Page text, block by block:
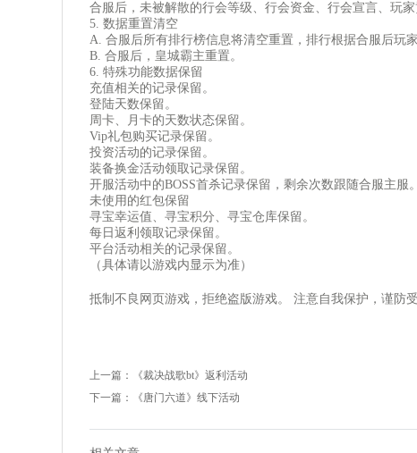
合服后，未被解散的行会等级、行会资金、行会宣言、玩家
5. 数据重置清空
A. 合服后所有排行榜信息将清空重置，排行根据合服后玩
B. 合服后，皇城霸主重置。
6. 特殊功能数据保留
充值相关的记录保留。
登陆天数保留。
周卡、月卡的天数状态保留。
Vip礼包购买记录保留。
投资活动的记录保留。
装备换金活动领取记录保留。
开服活动中的BOSS首杀记录保留，剩余次数跟随合服主服。
未使用的红包保留
寻宝幸运值、寻宝积分、寻宝仓库保留。
每日返利领取记录保留。
平台活动相关的记录保留。
（具体请以游戏内显示为准）
抵制不良网页游戏，拒绝盗版游戏。 注意自我保护，谨防
上一篇：
《裁决战歌bt》返利活动
下一篇：
《唐门六道》线下活动